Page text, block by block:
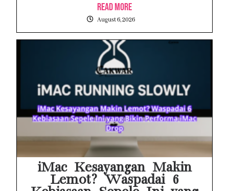
Read More
August 6, 2026
iMac Kesayangan Makin
Lemot? Waspadai 6